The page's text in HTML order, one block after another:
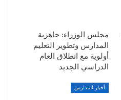
مجلس الوزراء: جاهزية
المدارس وتطوير التعليم
أولوية مع انطلاق العام
الدراسي الجديد
أخبار المدارس